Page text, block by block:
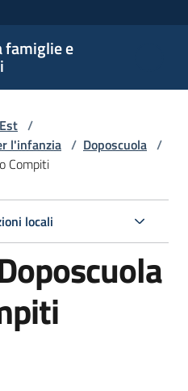
famiglie e
/
l'infanzia / Doposcuola /
Compiti
locali